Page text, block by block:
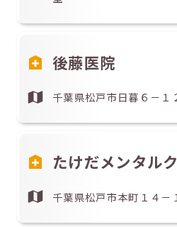
後藤医院
千葉県松戸市日暮６－１
たけだメンタル
千葉県松戸市本町１４